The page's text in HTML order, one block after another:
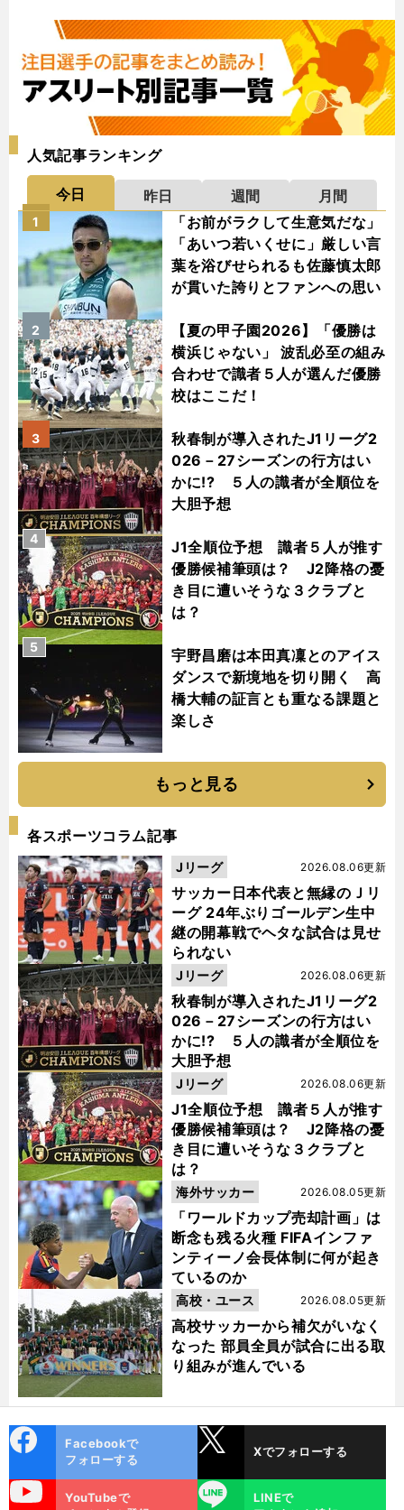
人気記事ランキング
今日 昨日 週間
月間
「お前がラクして生意気だな」
「あいつ若いくせに」厳しい言
葉を浴びせられるも佐藤慎太郎
が貫いた誇りとファンへの思い
1
【夏の甲子園2026】「優勝は
横浜じゃない」 波乱必至の組み
合わせで識者５人が選んだ優勝
校はここだ！
2
秋春制が導入されたJ1リーグ2
026－27シーズンの行方はい
かに!? ５人の識者が全順位を
大胆予想
3
J1全順位予想 識者５人が推す
優勝候補筆頭は？ J2降格の憂
き目に遭いそうな３クラブと
は？
4
宇野昌磨は本田真凜とのアイス
ダンスで新境地を切り開く 高
橋大輔の証言とも重なる課題と
楽しさ
5
もっと見る
各スポーツコラム記事
サッカー日本代表と無縁のＪリ
ーグ 24年ぶりゴールデン生中
継の開幕戦でヘタな試合は見せ
られない
2026.08.06更新
Jリーグ
秋春制が導入されたJ1リーグ2
026－27シーズンの行方はい
かに!? ５人の識者が全順位を
大胆予想
2026.08.06更新
Jリーグ
J1全順位予想 識者５人が推す
優勝候補筆頭は？ J2降格の憂
き目に遭いそうな３クラブと
は？
2026.08.06更新
Jリーグ
「ワールドカップ売却計画」は
断念も残る火種 FIFAインファ
ンティーノ会長体制に何が起き
ているのか
2026.08.05更新
海外サッカー
高校サッカーから補欠がいなく
なった 部員全員が試合に出る取
り組みが進んでいる
2026.08.05更新
高校・ユース
ok
Facebookで
フォローする
Xでフォローする
YouTubeで
LINE
LINEで